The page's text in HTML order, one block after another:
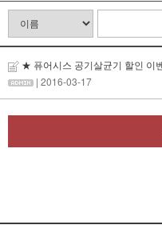
★ 퓨어시스 공기살균기 할인 이
| 2016-03-17